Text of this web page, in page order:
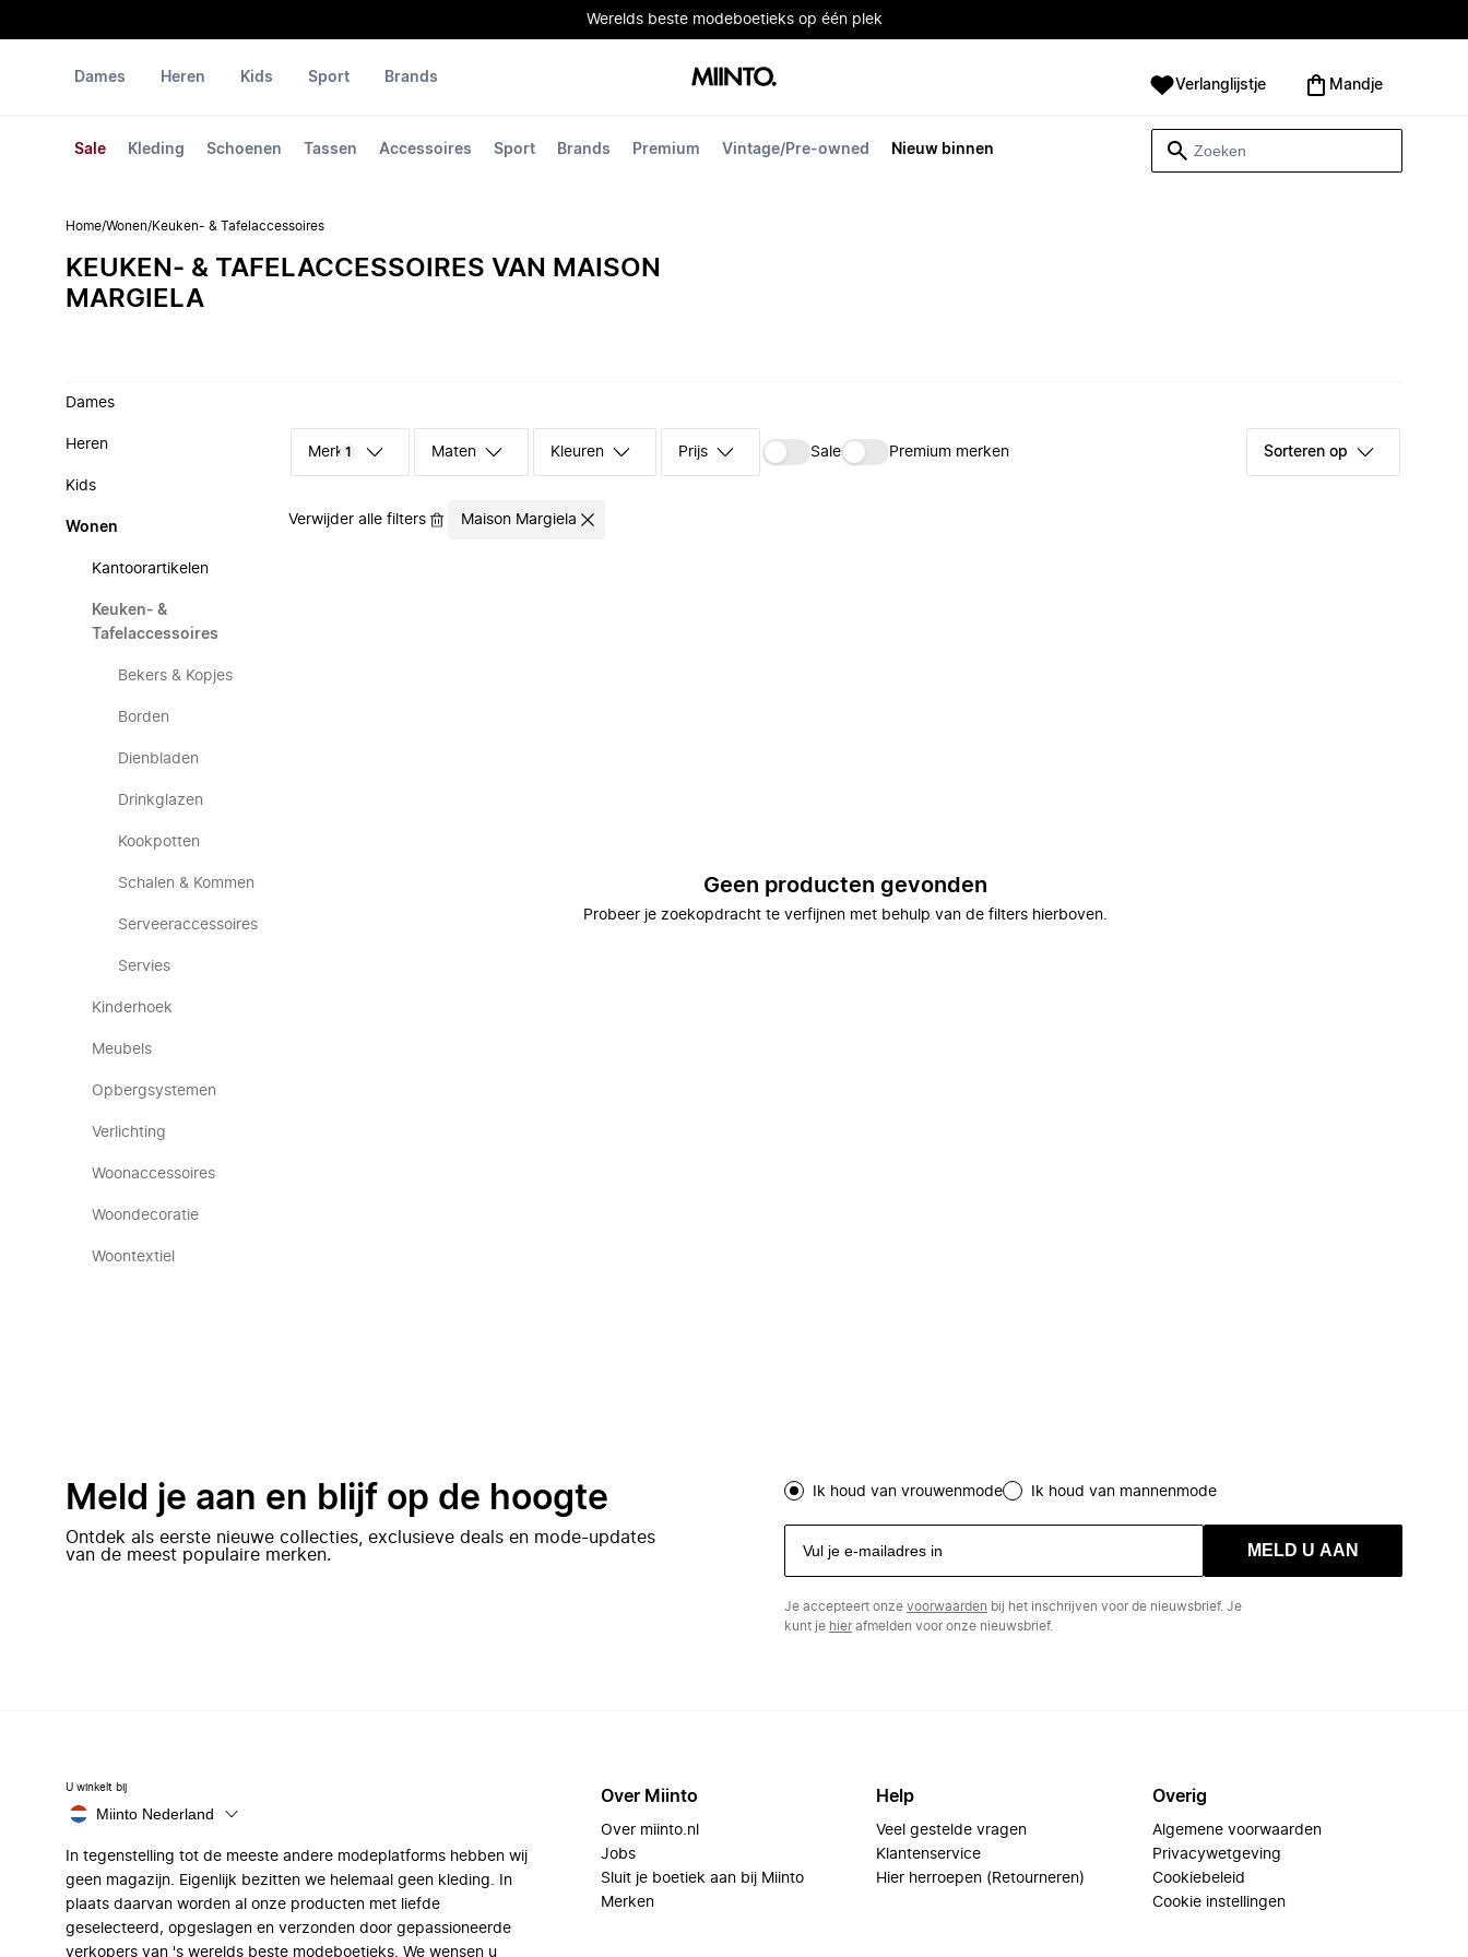
Werelds beste modeboetieks op één plek
Dames
Sale Kleding Schoenen Tassen Accessoires Sport Brands Premium Vintage/Pre-owned Nieuw binnen
Heren Kids Sport Brands Verlanglijstje Mandje
Home/Wonen/Keuken- & Tafelaccessoires
KEUKEN- & TAFELACCESSOIRES VAN MAISON
MARGIELA
Dames
Heren
Kids
Wonen
Kantoorartikelen
Keuken- &
Tafelaccessoires
Bekers & Kopjes
Borden
Dienbladen
Drinkglazen
Kookpotten
Schalen & Kommen
Serveeraccessoires
Servies
Kinderhoek
Meubels
Opbergsystemen
Verlichting
Woonaccessoires
Woondecoratie
Woontextiel
Merk 1 Maten Kleuren Prijs Sale Premium merken Sorteren op
Verwijder alle filters Maison Margiela
Geen producten gevonden
Probeer je zoekopdracht te verfijnen met behulp van de filters hierboven.
Meld je aan en blijf op de hoogte
Ontdek als eerste nieuwe collecties, exclusieve deals en mode-updates
van de meest populaire merken.
Ik houd van vrouwenmode Ik houd van mannenmode
MELD U AAN
Je accepteert onze voorwaarden bij het inschrijven voor de nieuwsbrief. Je
kunt je hierafmelden voor onze nieuwsbrief.
U winkelt bij
Miinto Nederland
In tegenstelling tot de meeste andere modeplatforms hebben wij
geen magazijn. Eigenlijk bezitten we helemaal geen kleding. In
plaats daarvan worden al onze producten met liefde
geselecteerd, opgeslagen en verzonden door gepassioneerde
verkopers van 's werelds beste modeboetieks. We wensen u
Over Miinto
Over miinto.nl
Jobs
Sluit je boetiek aan bij Miinto
Merken
Help
Veel gestelde vragen
Klantenservice
Hier herroepen (Retourneren)
Overig
Algemene voorwaarden
Privacywetgeving
Cookiebeleid
Cookie instellingen